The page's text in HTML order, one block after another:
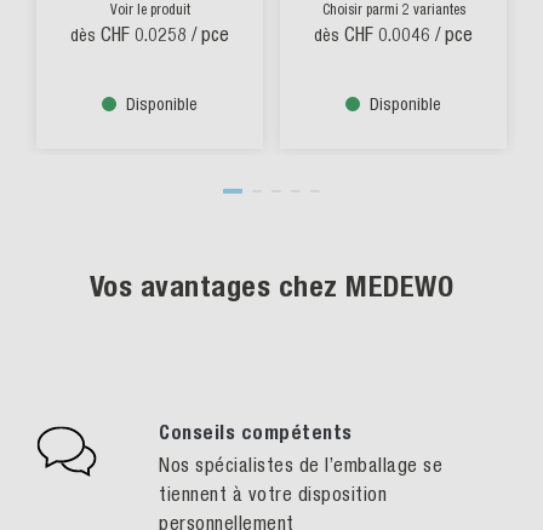
Voir le produit
dès CHF 0.0258 / pce
Disponible
Choisir parmi 2 variantes
dès CHF 0.0046 / pce
Disponible
Vos avantages chez MEDEWO
Conseils compétents
Nos spécialistes de l’emballage se
tiennent à votre disposition
personnellement